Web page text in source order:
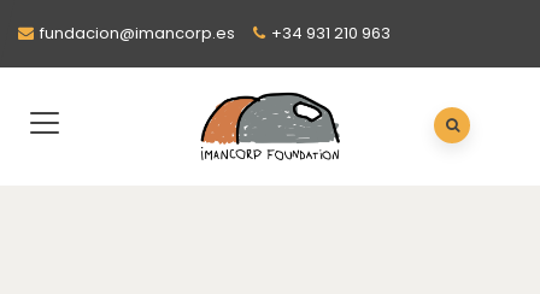
fundacion@imancorp.es +34 931 210 963